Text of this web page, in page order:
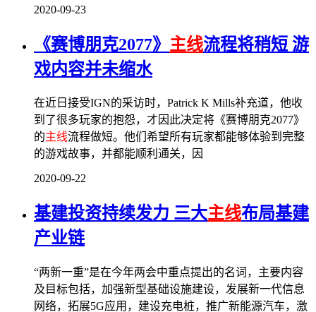
2020-09-23
《赛博朋克2077》 主线流程将稍短 游
戏内容并未缩水
在近日接受IGN的采访时，Patrick K Mills补充道，他收
到了很多玩家的抱怨，才因此决定将《赛博朋克2077》
的主线流程做短。他们希望所有玩家都能够体验到完整
的游戏故事，并都能顺利通关，因
2020-09-22
基建投资持续发力 三大主线布局基建
产业链
“两新一重”是在今年两会中重点提出的名词，主要内容
及目标包括，加强新型基础设施建设，发展新一代信息
网络，拓展5G应用，建设充电桩，推广新能源汽车，激